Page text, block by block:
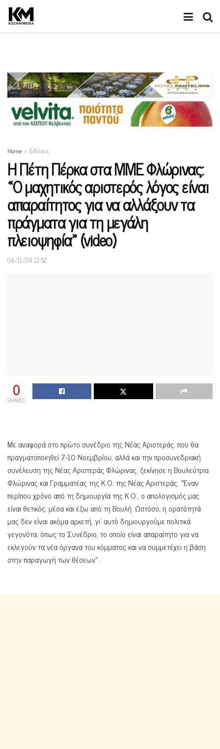
Home Ειδήσεις
Η Πέτη Πέρκα στα ΜΜΕ Φλώρινας:
«Ο μαχητικός αριστερός λόγος είναι
απαραίτητος για να αλλάξουν τα
πράγματα για τη μεγάλη
πλειοψηφία» (video)
04/11/24 12:52
0
SHARES
Με αναφορά στο πρώτο συνέδριο της Νέας Αριστεράς, που θα
πραγματοποιηθεί 7-10 Νοεμβρίου, αλλά και την προσυνεδριακή
συνέλευση της Νέας Αριστεράς Φλώρινας, ξεκίνησε η Βουλεύτρια
Φλώρινας και Γραμματέας της Κ.Ο. της Νέας Αριστεράς. «Έναν
περίπου χρόνο από τη δημιουργία της Κ.Ο., ο απολογισμός μας
είναι θετικός, μέσα και έξω από τη Βουλή. Ωστόσο, η ορατότητά
μας δεν είναι ακόμα αρκετή, γι’ αυτό δημιουργούμε πολιτικά
γεγονότα, όπως το Συνέδριο, το οποίο είναι απαραίτητο για να
εκλεγούν τα νέα όργανα του κόμματος και να συμμετέχει η βάση
στην παραγωγή των θέσεων».